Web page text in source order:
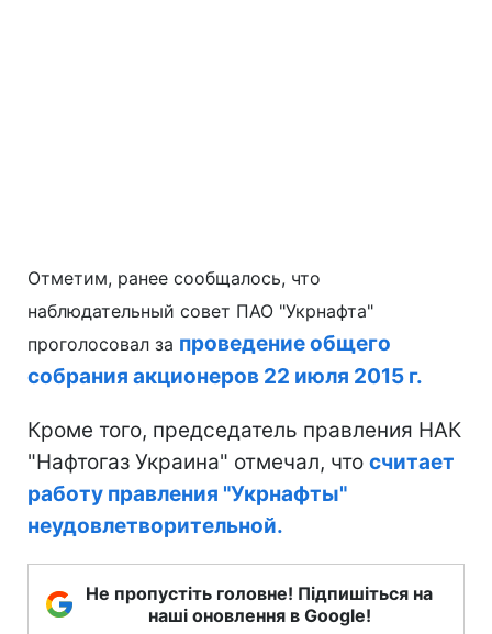
Отметим, ранее сообщалось, что
наблюдательный совет ПАО "Укрнафта"
проголосовал за проведение общего
собрания акционеров 22 июля 2015 г.
Кроме того, председатель правления НАК
"Нафтогаз Украина" отмечал, что считает
работу правления "Укрнафты"
неудовлетворительной.
Не пропустіть головне! Підпишіться на
наші оновлення в Google!